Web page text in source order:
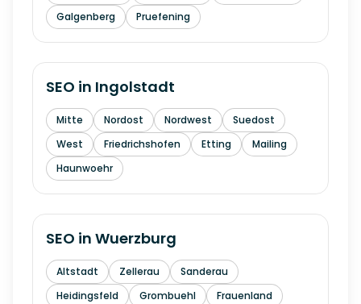
Galgenberg
Pruefening
SEO in Ingolstadt
Mitte Nordost Nordwest
Suedost
West
Friedrichshofen Etting
Mailing
Haunwoehr
SEO in Wuerzburg
Altstadt Zellerau
Sanderau
Heidingsfeld
Grombuehl
Frauenland